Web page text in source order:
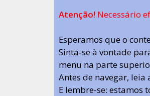
Atenção! Necessário
Esperamos que o
Sinta-se à vontade
menu na parte
Antes de navegar, leia
E lembre-se: estamos